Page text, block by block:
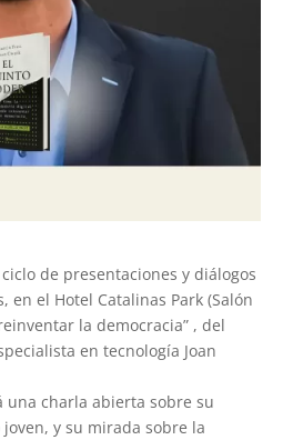
de presentaciones y diálogos
el Hotel Catalinas Park (Salón
la democracia” , del
en tecnología Joan
una charla abierta sobre su
y su mirada sobre la